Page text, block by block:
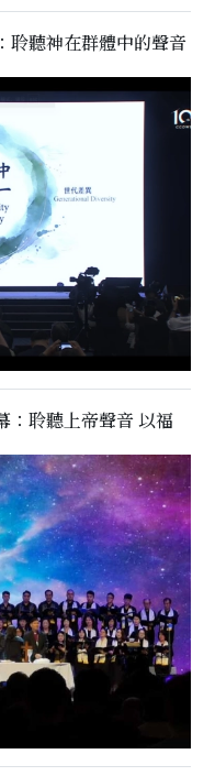
聆聽神在群體中的聲音
：聆聽上帝聲音 以福